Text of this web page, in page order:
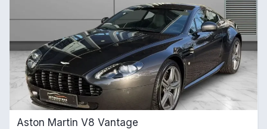
Aston Martin V8 Vantage